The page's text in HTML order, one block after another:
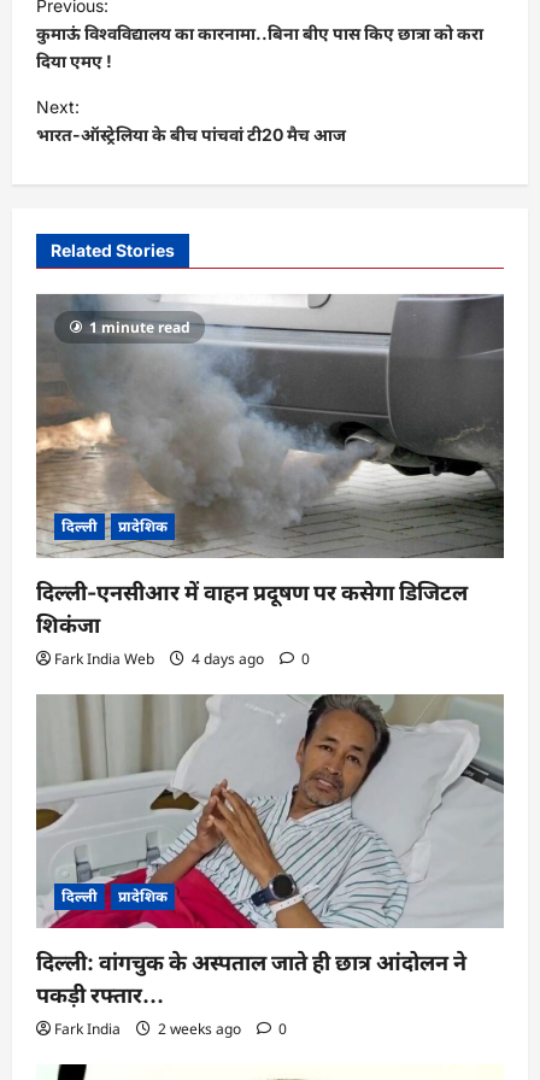
o
s
t
n
a
g
o
n
Previous:
कुमाऊं विश्वविद्यालय का कारनामा..बिना बीए पास किए छात्रा को करा
दिया एमए !
Next:
भारत-ऑस्ट्रेलिया के बीच पांचवां टी20 मैच आज
Related Stories
1 minute read
दिल्ली प्रादेशिक
दिल्ली-एनसीआर में वाहन प्रदूषण पर कसेगा डिजिटल
शिकंजा
Fark India Web 4 days ago 0
दिल्ली प्रादेशिक
दिल्ली: वांगचुक के अस्पताल जाते ही छात्र आंदोलन ने
पकड़ी रफ्तार…
Fark India 2 weeks ago 0